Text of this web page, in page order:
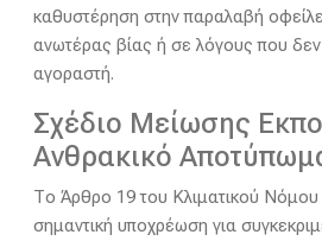
καθυστέρηση στην παραλαβή
ανωτέρας βίας ή σε λόγους που
αγοραστή.
Σχέδιο Μείωσης
Ανθρακικό
Το Άρθρο 19 του Κλιματικού Νόμου
σημαντική υποχρέωση για